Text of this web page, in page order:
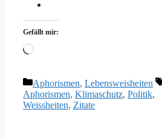
Gefällt mir:
Wird
Kategorien
Aphorismen, Lebensweisheiten
Aphorismen, Klimaschutz, Politik,
Weissheiten, Zitate